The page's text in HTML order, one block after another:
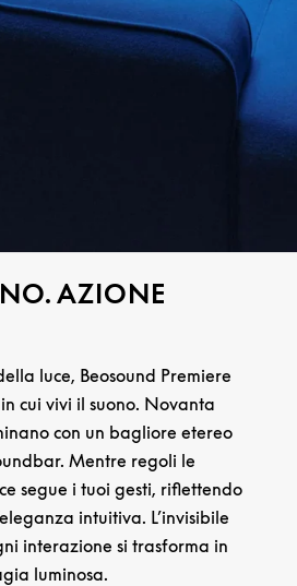
AZIONE
luce, Beosound Premiere
cui vivi il suono. Novanta
con un bagliore etereo
Mentre regoli le
segue i tuoi gesti, riflettendo
intuitiva. L’invisibile
interazione si trasforma in
luminosa.